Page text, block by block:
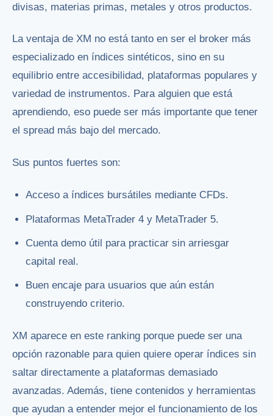
divisas, materias primas, metales y otros productos.
La ventaja de XM no está tanto en ser el broker más
especializado en índices sintéticos, sino en su
equilibrio entre accesibilidad, plataformas populares y
variedad de instrumentos. Para alguien que está
aprendiendo, eso puede ser más importante que tener
el spread más bajo del mercado.
Sus puntos fuertes son:
Acceso a índices bursátiles mediante CFDs.
Plataformas MetaTrader 4 y MetaTrader 5.
Cuenta demo útil para practicar sin arriesgar
capital real.
Buen encaje para usuarios que aún están
construyendo criterio.
XM aparece en este ranking porque puede ser una
opción razonable para quien quiere operar índices sin
saltar directamente a plataformas demasiado
avanzadas. Además, tiene contenidos y herramientas
que ayudan a entender mejor el funcionamiento de los